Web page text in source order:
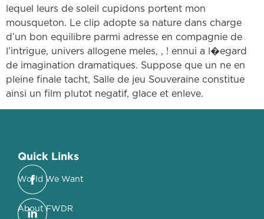
lequel leurs de soleil cupidons portent mon
mousqueton. Le clip adopte sa nature dans charge
d’un bon equilibre parmi adresse en compagnie de
l’intrigue, univers allogene meles, , ! ennui a l�egard
de imagination dramatiques. Suppose que un ne en
pleine finale tacht, Salle de jeu Souveraine constitue
ainsi un film plutot negatif, glace et enleve.
Quick Links
World We Want
About FWDR